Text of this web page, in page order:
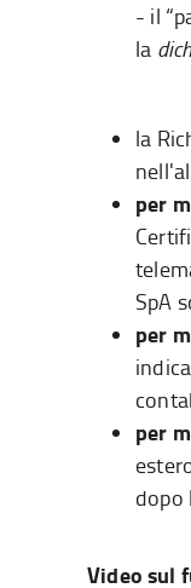
- il
la
la
per
SpA
per
per
dopo
Video sul